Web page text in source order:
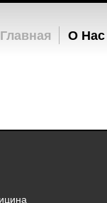
Главная О Нас